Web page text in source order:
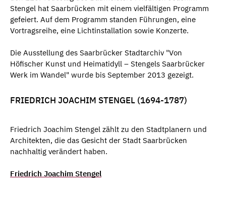
Stengel hat Saarbrücken mit einem vielfältigen Programm
gefeiert. Auf dem Programm standen Führungen, eine
Vortragsreihe, eine Lichtinstallation sowie Konzerte.
Die Ausstellung des Saarbrücker Stadtarchiv "Von
Höfischer Kunst und Heimatidyll – Stengels Saarbrücker
Werk im Wandel" wurde bis September 2013 gezeigt.
FRIEDRICH JOACHIM STENGEL (1694-1787)
Friedrich Joachim Stengel zählt zu den Stadtplanern und
Architekten, die das Gesicht der Stadt Saarbrücken
nachhaltig verändert haben.
Friedrich Joachim Stengel